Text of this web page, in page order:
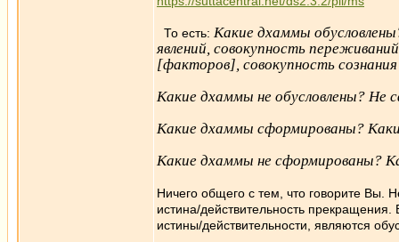
То есть: Какие дхаммы
явлений, совокупность
[факторов], совокупность
Какие дхаммы не обусловлены? Не
Какие дхаммы сформированы?
Какие дхаммы не сформированы?
Ничего общего с тем, что говорите Вы.
истина/действительность
истины/действительности, являются